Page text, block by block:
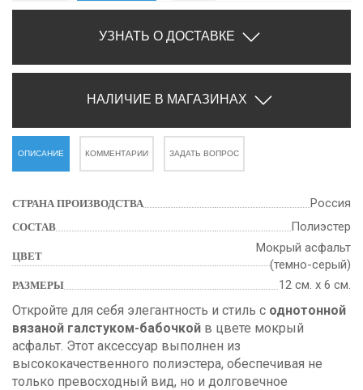
УЗНАТЬ О ДОСТАВКЕ
НАЛИЧИЕ В МАГАЗИНАХ
ОПИСАНИЕ КОММЕНТАРИИ ЗАДАТЬ ВОПРОС
СТРАНА ПРОИЗВОДСТВА Россия
СОСТАВ Полиэстер
ЦВЕТ
Мокрый асфальт
(темно-серый)
РАЗМЕРЫ 12 см. х 6 см.
Откройте для себя элегантность и стиль с однотонной
вязаной галстуком-бабочкой в цвете мокрый
асфальт. Этот аксессуар выполнен из
высококачественного полиэстера, обеспечивая не
только превосходный вид, но и долговечное